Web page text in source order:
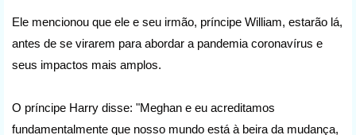
Ele mencionou que ele e seu irmão, príncipe William, estarão lá,
antes de se virarem para abordar a pandemia coronavírus e
seus impactos mais amplos.
O príncipe Harry disse: "Meghan e eu acreditamos
fundamentalmente que nosso mundo está à beira da mudança,